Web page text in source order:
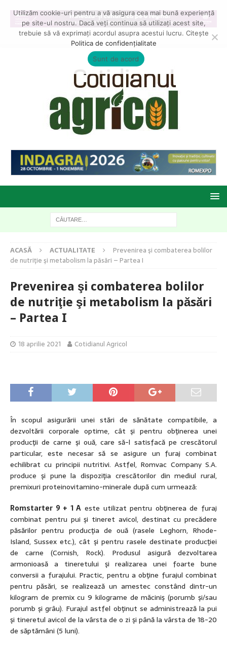
ACASĂ ACTUALITATE
Prevenirea şi combaterea bolilor
de nutriţie şi metabolism la păsări – Partea I
Prevenirea şi combaterea bolilor
de nutriţie şi metabolism la păsări
– Partea I
18 aprilie 2021 Cotidianul Agricol
În scopul asigurării unei stări de sănătate compatibile, a
dezvoltării corporale optime, cât şi pentru obţinerea unei
producţii de carne şi ouă, care să-l satisfacă pe crescătorul
particular, este necesar să se asigure un furaj combinat
echilibrat cu principii nutritivi. Astfel, Romvac Company S.A.
produce şi pune la dispoziţia crescătorilor din mediul rural,
premixuri proteinovitamino-minerale după cum urmează:
Romstarter 9 + 1 A este utilizat pentru obţinerea de furaj
combinat pentru pui şi tineret avicol, destinat cu precădere
păsărilor pentru producţia de ouă (rasele Leghorn, Rhode-
Island, Sussex etc.), cât şi pentru rasele destinate producţiei
de carne (Cornish, Rock). Produsul asigură dezvoltarea
armonioasă a tineretului şi realizarea unei foarte bune
conversii a furajului. Practic, pentru a obţine furajul combinat
pentru păsări, se realizează un amestec constând dintr-un
kilogram de premix cu 9 kilograme de măciniş (porumb şi/sau
porumb şi grâu). Furajul astfel obţinut se administrează la pui
şi tineretul avicol de la vârsta de o zi şi până la vârsta de 18-20
de săptămâni (5 luni).
Utilizăm cookie-uri pentru a vă asigura cea mai bună experiență
pe site-ul nostru. Dacă veți continua să utilizați acest site,
trebuie să vă exprimați acordul asupra acestui lucru. Citește
Politica de confidențialitate
Sunt de acord